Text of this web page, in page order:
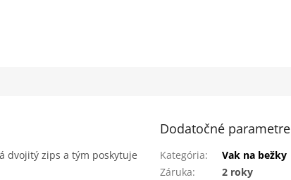
dvojitý zips a tým poskytuje
Dodatočné parametre
Kategória:
Vak na bežky
Záruka:
2 roky